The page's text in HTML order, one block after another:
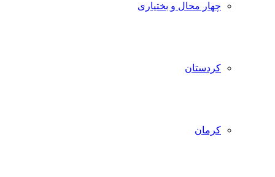
چهار محال و بختیاری
کردستان
کرمان